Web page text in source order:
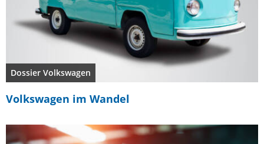
Dossier Volkswagen
Volkswagen im Wandel